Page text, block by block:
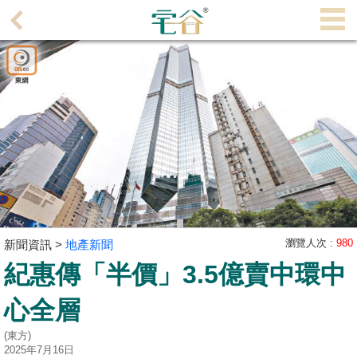
理
主
頁
搵
樓/
成
交
業
主
放
盤
宅
谷
新聞資訊 > 地產新聞 瀏覽人次 : 980
紀惠傳「半價」3.5億賣中環中
心全層
(東方)
2025年7月16日